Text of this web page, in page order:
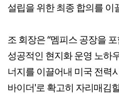
설립을 위한 최종 합의를 이
조 회장은 “멤피스 공장을
성공적인 현지화 운영 노하
너지를 이끌어내 미국 전력
바이더'로 확고히 자리매김